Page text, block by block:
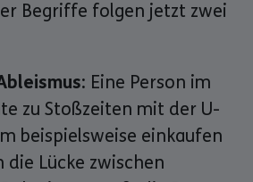
Begriffe folgen jetzt zwei
Eine Person im
zu Stoßzeiten mit der U-
beispielsweise einkaufen
die Lücke zwischen